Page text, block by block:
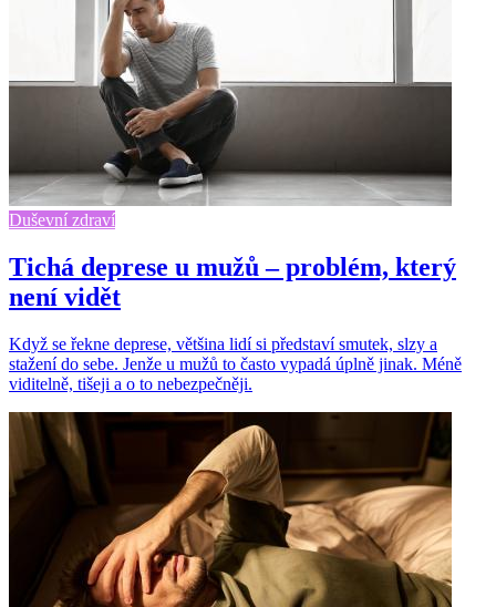
Duševní zdraví
Tichá deprese u mužů – problém, který
není vidět
Když se řekne deprese, většina lidí si představí smutek, slzy a
stažení do sebe. Jenže u mužů to často vypadá úplně jinak. Méně
viditelně, tišeji a o to nebezpečněji.